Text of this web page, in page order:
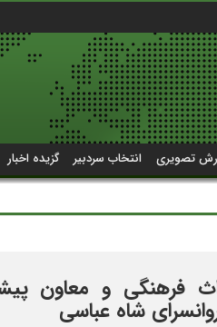
تصویری انتخاب سردبیر گزیده اخبار
فرهنگی و معاون
شاه عباسی